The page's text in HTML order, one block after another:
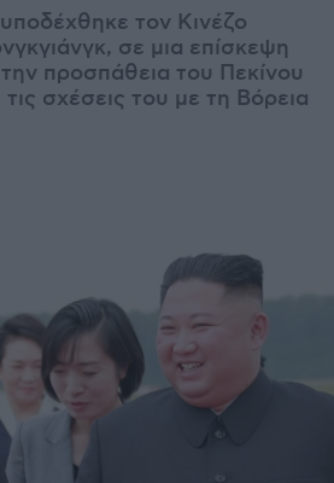
τον Κινέζο
σε μια επίσκεψη
προσπάθεια του Πεκίνου
σχέσεις του με τη Βόρεια